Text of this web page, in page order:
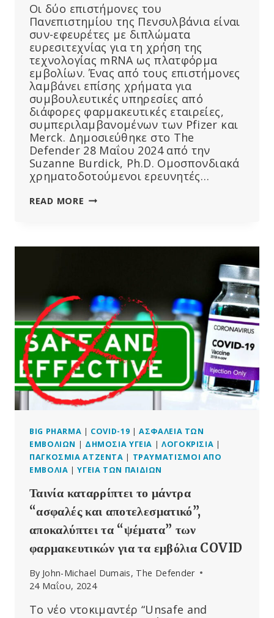
Οι δύο επιστήμονες του
Πανεπιστημίου της Πενσυλβάνια είναι
συν-εφευρέτες με διπλώματα
ευρεσιτεχνίας για τη χρήση της
τεχνολογίας mRNA ως πλατφόρμα
εμβολίων. Ένας από τους επιστήμονες
λαμβάνει επίσης χρήματα για
συμβουλευτικές υπηρεσίες από
διάφορες φαρμακευτικές εταιρείες,
συμπεριλαμβανομένων των Pfizer και
Merck. Δημοσιεύθηκε στο The
Defender 28 Μαΐου 2024 από την
Suzanne Burdick, Ph.D. Ομοσπονδιακά
χρηματοδοτούμενοι ερευνητές…
READ MORE ΕΠΙΣΤΉΜΟΝΕΣ
MRNA
ΚΑΤΆ
ΤΗΣ
ΓΡΊΠΗΣ
ΤΩΝ
ΠΤΗΝΏΝ
“ΓΙΑ
ΤΗΝ
ΠΡΌΛΗΨΗ
BIG PHARMA | COVID-19 |ΑΣΦΆΛΕΙΑ ΤΩΝ
ΕΜΒΟΛΊΩΝ | ΔΗΜΌΣΙΑ ΥΓΕΊΑ |ΛΟΓΟΚΡΙΣΊΑ |
ΠΑΓΚΌΣΜΙΑ ΑΤΖΈΝΤΑ | ΤΡΑΥΜΑΤΙΣΜΟΊ ΑΠΌ
ΕΜΒΌΛΙΑ |ΥΓΕΊΑ ΤΩΝ ΠΑΙΔΙΏΝ
Ταινία καταρρίπτει το μάντρα
“ασφαλές και αποτελεσματικό”,
αποκαλύπτει τα “ψέματα” των
φαρμακευτικών για τα εμβόλια COVID
By John-Michael Dumais, The Defender
24 Μαΐου, 2024
Το νέο ντοκιμαντέρ “Unsafe and